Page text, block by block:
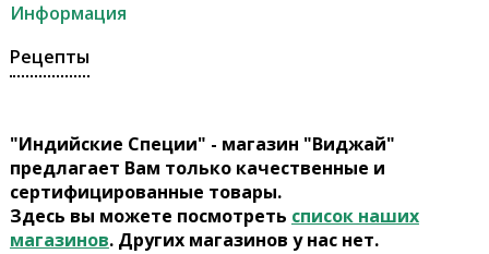
Информация
Рецепты
"Индийские Специи" - магазин "Виджай"
предлагает Вам только качественные и
сертифицированные товары.
Здесь вы можете посмотреть список наших
магазинов. Других магазинов у нас нет.